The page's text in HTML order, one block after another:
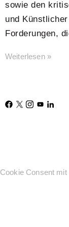
sowie den
und
Forderungen,
Weiterlesen »
Cookie Consent